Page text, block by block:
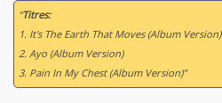
“Titres:
1. It's The Earth That Moves (Album Version)
2. Ayo (Album Version)
3. Pain In My Chest (Album Version)”